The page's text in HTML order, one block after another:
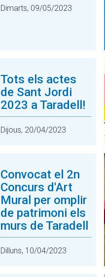
Dimarts, 09/05/2023
Tots els actes
de Sant Jordi
2023 a Taradell!
Dijous, 20/04/2023
Convocat el 2n
Concurs d'Art
Mural per omplir
de patrimoni els
murs de Taradell
Dilluns, 10/04/2023